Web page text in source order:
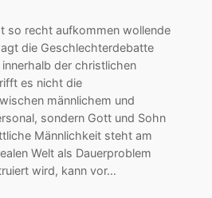
so recht aufkommen wollende
die Geschlechterdebatte
der christlichen
es nicht die
männlichem und
sondern Gott und Sohn
Männlichkeit steht am
Welt als Dauerproblem
wird, kann vor…